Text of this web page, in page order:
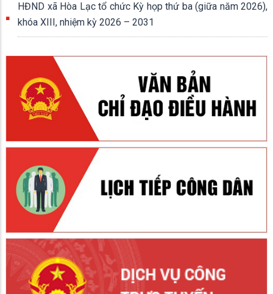
HĐND xã Hòa Lạc tổ chức Kỳ họp thứ ba (giữa năm 2026),
khóa XIII, nhiệm kỳ 2026 – 2031